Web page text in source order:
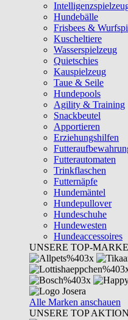
Hundebälle
Frisbees &
Kuscheltiere
Wasserspielzeug
Quietschies
Kauspielzeug
Taue & Seile
Hundepools
Agility & Training
Snackbeutel
Apportieren
Erziehungshilfen
Futterautomaten
Trinkflaschen
Futternäpfe
Hundemäntel
Hundepullover
Hundeschuhe
Hundewesten
Hundeaccessoires
UNSERE TOP-
Alle Marken anschauen
UNSERE TOP AKTION